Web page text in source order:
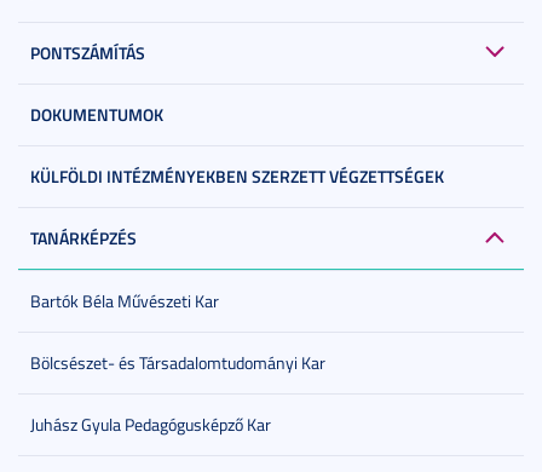
PONTSZÁMÍTÁS
DOKUMENTUMOK
KÜLFÖLDI INTÉZMÉNYEKBEN SZERZETT VÉGZETTSÉGEK
TANÁRKÉPZÉS
Bartók Béla Művészeti Kar
Bölcsészet- és Társadalomtudományi Kar
Juhász Gyula Pedagógusképző Kar